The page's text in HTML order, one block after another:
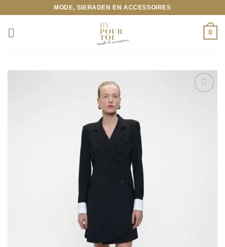
inhoud
MODE, SIERADEN EN ACCESSOIRES
0